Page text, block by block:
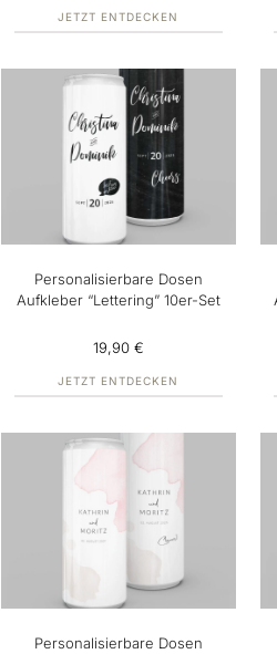
JETZT ENTDECKEN
Personalisierbare Dosen
Aufkleber “Lettering” 10er-Set
19,90 €
JETZT ENTDECKEN
Personalisierbare Dosen